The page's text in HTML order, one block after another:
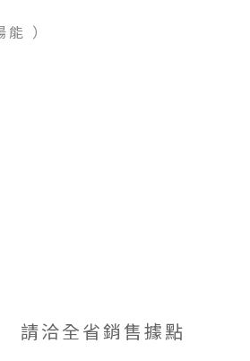
）
請洽全省銷售據點